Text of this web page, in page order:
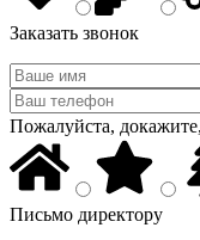
Заказать звонок
Пожалуйста,
Письмо директору